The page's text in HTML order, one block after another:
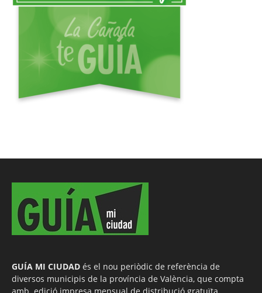
GUÍA MI CIUDAD és el nou periòdic de referència de
diversos municipis de la província de València, que compta
amb edició impresa mensual de distribució gratuïta.